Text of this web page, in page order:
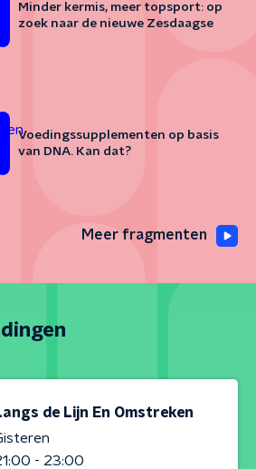
Minder kermis, meer topsport: op
zoek naar de nieuwe Zesdaagse
Voedingssupplementen op basis
van DNA. Kan dat?
Meer fragmenten
de Lijn En Omstreken
- 23:00